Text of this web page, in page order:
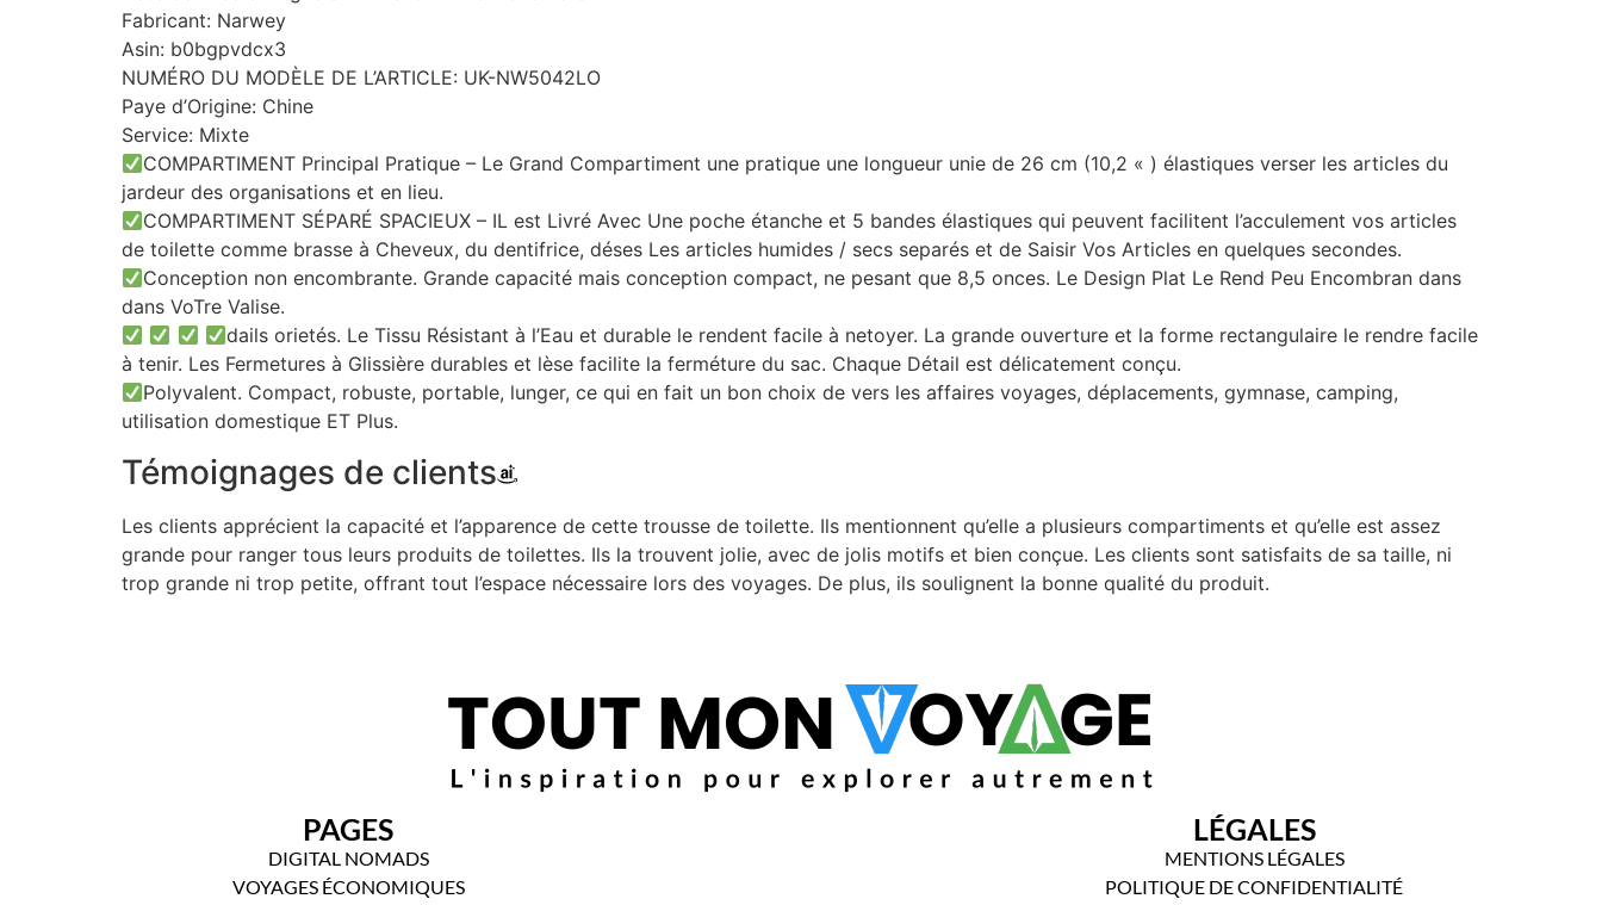
Fabricant: Narwey
Asin: b0bgpvdcx3
NUMÉRO DU MODÈLE DE L’ARTICLE: UK-NW5042LO
Paye d’Origine: Chine
Service: Mixte
COMPARTIMENT Principal Pratique – Le Grand Compartiment une pratique une longueur unie de 26 cm (10,2 « ) élastiques verser les articles du
jardeur des organisations et en lieu.
COMPARTIMENT SÉPARÉ SPACIEUX – IL est Livré Avec Une poche étanche et 5 bandes élastiques qui peuvent facilitent l’acculement vos articles
de toilette comme brasse à Cheveux, du dentifrice, déses Les articles humides / secs separés et de Saisir Vos Articles en quelques secondes.
Conception non encombrante. Grande capacité mais conception compact, ne pesant que 8,5 onces. Le Design Plat Le Rend Peu Encombran dans
dans VoTre Valise.
dails orietés. Le Tissu Résistant à l’Eau et durable le rendent facile à netoyer. La grande ouverture et la forme rectangulaire le rendre facile
à tenir. Les Fermetures à Glissière durables et lèse facilite la ferméture du sac. Chaque Détail est délicatement conçu.
Polyvalent. Compact, robuste, portable, lunger, ce qui en fait un bon choix de vers les affaires voyages, déplacements, gymnase, camping,
utilisation domestique ET Plus.
Témoignages de clients
Les clients apprécient la capacité et l’apparence de cette trousse de toilette. Ils mentionnent qu’elle a plusieurs compartiments et qu’elle est assez
grande pour ranger tous leurs produits de toilettes. Ils la trouvent jolie, avec de jolis motifs et bien conçue. Les clients sont satisfaits de sa taille, ni
trop grande ni trop petite, offrant tout l’espace nécessaire lors des voyages. De plus, ils soulignent la bonne qualité du produit.
PAGES
DIGITAL NOMADS
VOYAGES ÉCONOMIQUES
LÉGALES
MENTIONS LÉGALES
POLITIQUE DE CONFIDENTIALITÉ